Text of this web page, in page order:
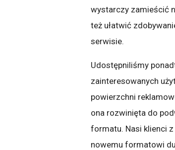
wystarczy zamieścić
też ułatwić
serwisie.
Udostępniliśmy
zainteresowanych
powierzchni
ona rozwinięta do
formatu. Nasi klienci
nowemu formatowi